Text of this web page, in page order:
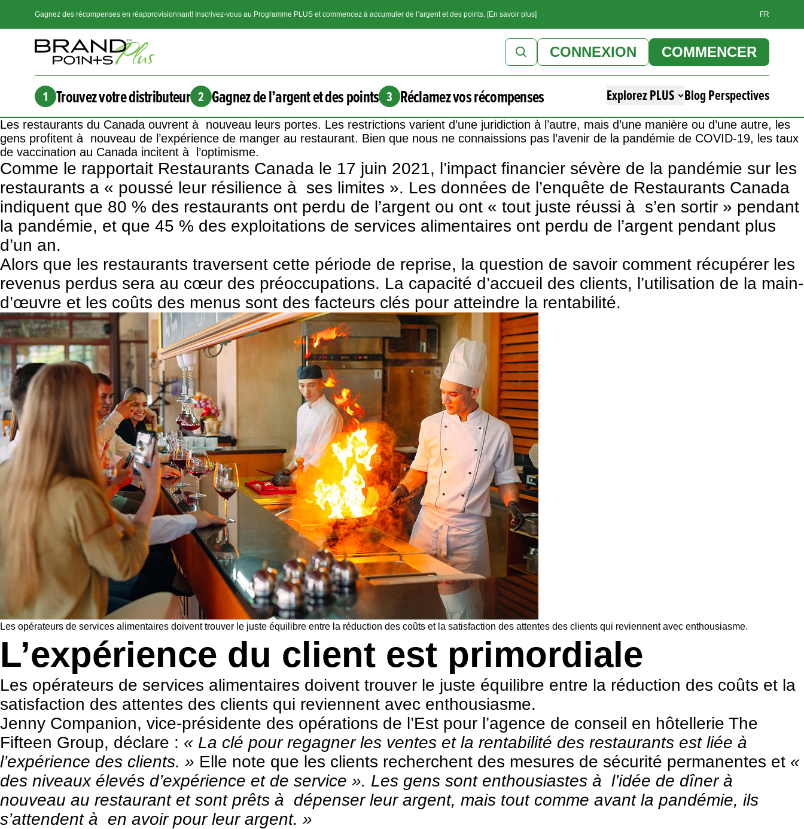
Gagnez des récompenses en réapprovisionnant! Inscrivez-vous au Programme PLUS et commencez à accumuler de l’argent et des points. [En savoir plus] FR
CONNEXION COMMENCER
1 Trouvez votre distributeur 2 Gagnez de l’argent et des points 3 Réclamez vos récompenses Explorez PLUS Blog Perspectives
Les restaurants du Canada ouvrent à nouveau leurs portes. Les restrictions varient d’une juridiction à l’autre, mais d’une manière ou d’une autre, les
gens profitent à nouveau de l’expérience de manger au restaurant. Bien que nous ne connaissions pas l’avenir de la pandémie de COVID-19, les taux
de vaccination au Canada incitent à l’optimisme.
Comme le rapportait Restaurants Canada le 17 juin 2021, l’impact financier sévère de la pandémie sur les
restaurants a « poussé leur résilience à ses limites ». Les données de l’enquête de Restaurants Canada
indiquent que 80 % des restaurants ont perdu de l’argent ou ont « tout juste réussi à s’en sortir » pendant
la pandémie, et que 45 % des exploitations de services alimentaires ont perdu de l’argent pendant plus
d’un an.
Alors que les restaurants traversent cette période de reprise, la question de savoir comment récupérer les
revenus perdus sera au cœur des préoccupations. La capacité d’accueil des clients, l’utilisation de la main-
d’œuvre et les coûts des menus sont des facteurs clés pour atteindre la rentabilité.
Les opérateurs de services alimentaires doivent trouver le juste équilibre entre la réduction des coûts et la satisfaction des attentes des clients qui reviennent avec enthousiasme.
L’expérience du client est primordiale
Les opérateurs de services alimentaires doivent trouver le juste équilibre entre la réduction des coûts et la
satisfaction des attentes des clients qui reviennent avec enthousiasme.
Jenny Companion, vice-présidente des opérations de l’Est pour l’agence de conseil en hôtellerie The
Fifteen Group, déclare : « La clé pour regagner les ventes et la rentabilité des restaurants est liée à
l’expérience des clients. » Elle note que les clients recherchent des mesures de sécurité permanentes et «
des niveaux élevés d’expérience et de service ». Les gens sont enthousiastes à l’idée de dîner à
nouveau au restaurant et sont prêts à dépenser leur argent, mais tout comme avant la pandémie, ils
s’attendent à en avoir pour leur argent. »